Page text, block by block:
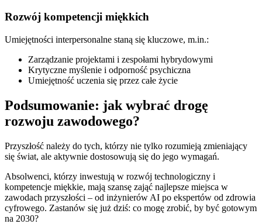
Rozwój kompetencji miękkich
Umiejętności interpersonalne staną się kluczowe, m.in.:
Zarządzanie projektami i zespołami hybrydowymi
Krytyczne myślenie i odporność psychiczna
Umiejętność uczenia się przez całe życie
Podsumowanie: jak wybrać drogę
rozwoju zawodowego?
Przyszłość należy do tych, którzy nie tylko rozumieją zmieniający
się świat, ale aktywnie dostosowują się do jego wymagań.
Absolwenci, którzy inwestują w rozwój technologiczny i
kompetencje miękkie, mają szansę zająć najlepsze miejsca w
zawodach przyszłości – od inżynierów AI po ekspertów od zdrowia
cyfrowego. Zastanów się już dziś: co mogę zrobić, by być gotowym
na 2030?